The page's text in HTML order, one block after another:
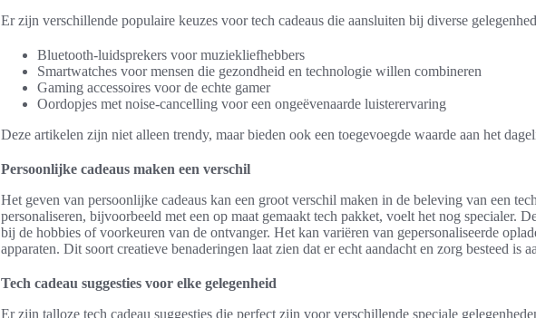
Er zijn verschillende populaire keuzes voor tech cadeaus die aansluiten bij diverse
Bluetooth-luidsprekers voor muziekliefhebbers
Smartwatches voor mensen die gezondheid en technologie willen combineren
Gaming accessoires voor de echte gamer
Oordopjes met noise-cancelling voor een ongeëvenaarde luisterervaring
Deze artikelen zijn niet alleen trendy, maar bieden ook een toegevoegde waarde aan het
Persoonlijke cadeaus maken een verschil
Het geven van persoonlijke cadeaus kan een groot verschil maken in de beleving van een
personaliseren, bijvoorbeeld met een op maat gemaakt tech pakket, voelt het nog specialer.
bij de hobbies of voorkeuren van de ontvanger. Het kan variëren van gepersonaliseerde
apparaten. Dit soort creatieve benaderingen laat zien dat er echt aandacht en zorg besteed is
Tech cadeau suggesties voor elke gelegenheid
Er zijn talloze tech cadeau suggesties die perfect zijn voor verschillende speciale